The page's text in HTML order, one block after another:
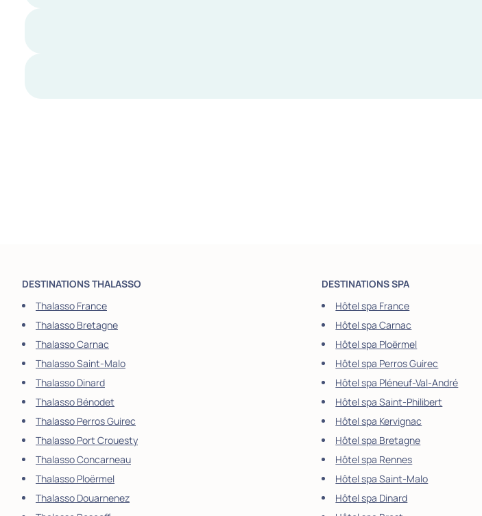
DESTINATIONS THALASSO
Thalasso France
Thalasso Bretagne
Thalasso Carnac
Thalasso Saint-Malo
Thalasso Dinard
Thalasso Bénodet
Thalasso Perros Guirec
Thalasso Port Crouesty
Thalasso Concarneau
Thalasso Ploërmel
Thalasso Douarnenez
DESTINATIONS SPA
Hôtel spa France
Hôtel spa Carnac
Hôtel spa Ploërmel
Hôtel spa Perros Guirec
Hôtel spa Pléneuf-Val-André
Hôtel spa Saint-Philibert
Hôtel spa Kervignac
Hôtel spa Bretagne
Hôtel spa Rennes
Hôtel spa Saint-Malo
Hôtel spa Dinard